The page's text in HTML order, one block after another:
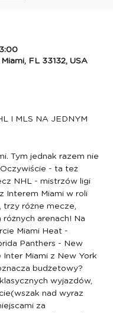
FL 33132, USA
I MLS NA JEDNYM
Tym jednak razem nie
- ta też
NHL - mistrzów ligi
Interem Miami w roli
trzy różne mecze,
arenach! Na
Miami Heat -
Panthers - New
Inter Miami z New York
budżetowy?
wyjazdów,
nad wyraz
za